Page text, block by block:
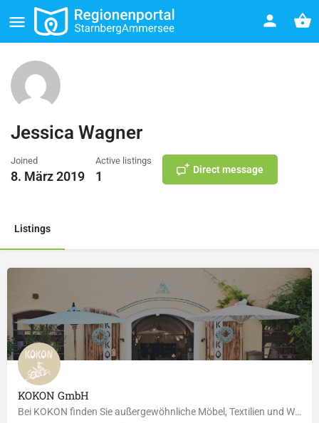
Jessica Wagner
Joined
8. März 2019
Active listings
1 Direct message
Listings
KOKON GmbH
Bei KOKON finden Sie außergewöhnliche Möbel, Textilien und Wohnaccessoires!